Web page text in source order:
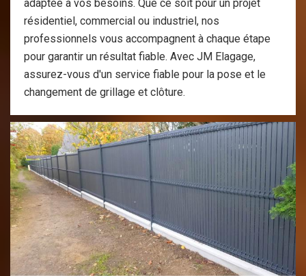
adaptée à vos besoins. Que ce soit pour un projet
résidentiel, commercial ou industriel, nos
professionnels vous accompagnent à chaque étape
pour garantir un résultat fiable. Avec JM Elagage,
assurez-vous d'un service fiable pour la pose et le
changement de grillage et clôture.